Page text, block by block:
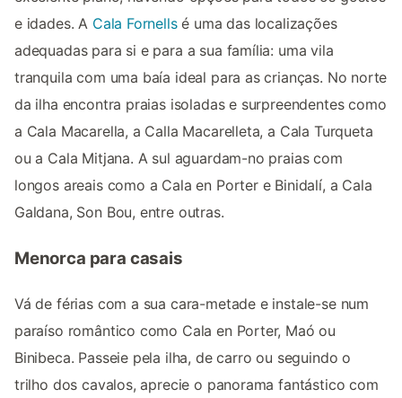
e idades. A Cala Fornellsé uma das localizações
adequadas para si e para a sua família: uma vila
tranquila com uma baía ideal para as crianças. No norte
da ilha encontra praias isoladas e surpreendentes como
a Cala Macarella, a Calla Macarelleta, a Cala Turqueta
ou a Cala Mitjana. A sul aguardam-no praias com
longos areais como a Cala en Porter e Binidalí, a Cala
Galdana, Son Bou, entre outras.
Menorca para casais
Vá de férias com a sua cara-metade e instale-se num
paraíso romântico como Cala en Porter, Maó ou
Binibeca. Passeie pela ilha, de carro ou seguindo o
trilho dos cavalos, aprecie o panorama fantástico com